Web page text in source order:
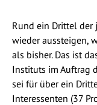
Rund ein Drittel der
wieder aussteigen,
als bisher. Das ist
Instituts im Auftrag
sei für über ein
Interessenten (37